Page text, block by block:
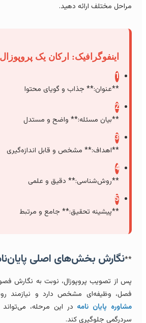
مختلف ارائه دهید.
اینفوگرافیک: ارکان یک پروپوزال
**عنوان:** جذاب و گویای محتوا
**بیان مسئله:** واضح و مستدل
**اهداف:** مشخص و قابل اندازه‌گیری
**روش‌شناسی:** دقیق و علمی
**پیشینه تحقیق:** جامع و مرتبط
نگارش بخش‌های اصلی پایان‌نامه**
از تصویب پروپوزال، نوبت به نگارش فصول
وظیفه‌ای مشخص دارد و نیازمند
پایان نامهدر این مرحله، می‌تواند از
جلوگیری کند.